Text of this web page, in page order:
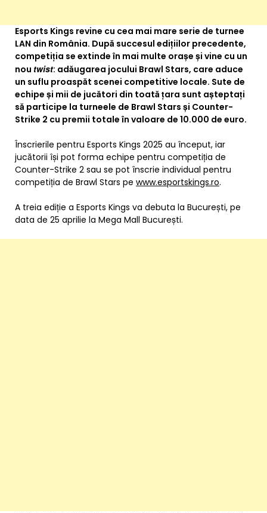
Esports Kings revine cu cea mai mare serie de turnee
LAN din România. După succesul edițiilor precedente,
competiția se extinde în mai multe orașe și vine cu un
nou twist: adăugarea jocului Brawl Stars, care aduce
un suflu proaspăt scenei competitive locale. Sute de
echipe și mii de jucători din toată țara sunt așteptați
să participe la turneele de Brawl Stars și Counter-
Strike 2 cu premii totale în valoare de 10.000 de euro.
Înscrierile pentru Esports Kings 2025 au început, iar
jucătorii își pot forma echipe pentru competiția de
Counter-Strike 2 sau se pot înscrie individual pentru
competiția de Brawl Stars pe www.esportskings.ro.
A treia ediție a Esports Kings va debuta la București, pe
data de 25 aprilie la Mega Mall București.